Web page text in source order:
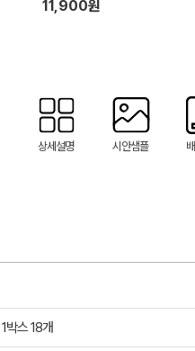
11,900원
상세설명 시안샘플
1박스 18개